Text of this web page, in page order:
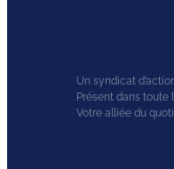
Un syndicat
Présent dans toute
Votre alliée du